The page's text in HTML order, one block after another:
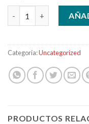
Inspire Lycée 1 - Pack
Categoría:Uncategorized
PRODUCTOS